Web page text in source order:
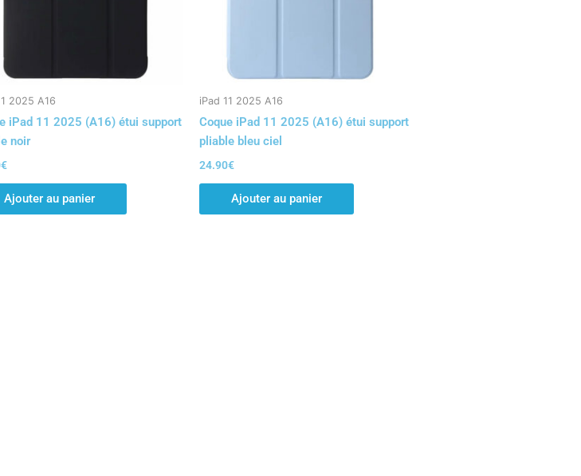
2025 A16
iPad 11 2025 (A16) étui support
noir
€
Ajouter au panier
iPad 11 2025 A16
Coque iPad 11 2025 (A16) étui support
pliable bleu ciel
24.90€
Ajouter au panier